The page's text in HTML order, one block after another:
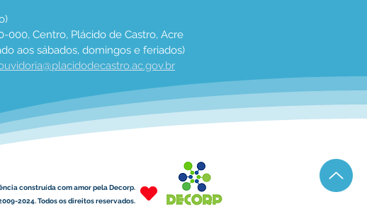
000, Centro, Plácido de Castro, Acre
aos sábados, domingos e feriados)
construída com amor pela Decorp.
2024. Todos os direitos reservados.